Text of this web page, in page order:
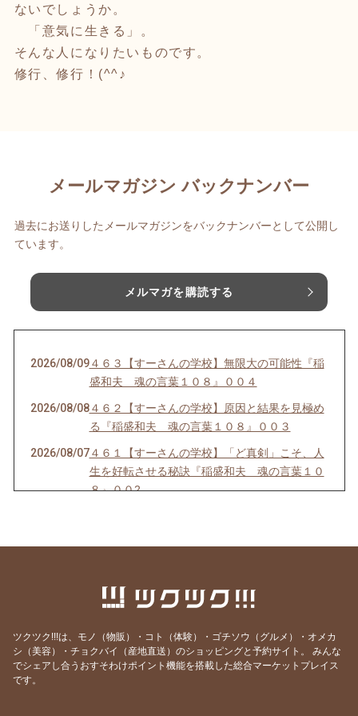
ないでしょうか。
「意気に生きる」。
そんな人になりたいものです。
修行、修行！(^^♪
メールマガジン バックナンバー
過去にお送りしたメールマガジンをバックナンバーとして公開し
ています。
メルマガを購読する
2026/08/09４６３【すーさんの学校】無限大の可能性『稲
盛和夫 魂の言葉１０８』００４
2026/08/08４６２【すーさんの学校】原因と結果を見極め
る『稲盛和夫 魂の言葉１０８』００３
2026/08/07４６１【すーさんの学校】「ど真剣」こそ、人
生を好転させる秘訣『稲盛和夫 魂の言葉１０
８』００2
４５８【すーさんの学校】賢者は愚者からも学
2026/08/02４５７【すーさんの学校】感謝の心なくして健
康はない
ツクツク!!!は、モノ（物販）・コト（体験）・ゴチソウ（グルメ）・オメカ
シ（美容）・チョクバイ（産地直送）のショッピングと予約サイト。
みんな
でシェアし合うおすそわけポイント機能を搭載した総合マーケットプレイス
です。